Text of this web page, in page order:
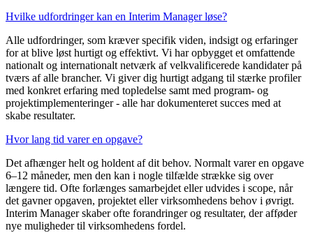
Hvilke udfordringer kan en Interim Manager løse?
Alle udfordringer, som kræver specifik viden, indsigt og erfaringer
for at blive løst hurtigt og effektivt. Vi har opbygget et omfattende
nationalt og internationalt netværk af velkvalificerede kandidater på
tværs af alle brancher. Vi giver dig hurtigt adgang til stærke profiler
med konkret erfaring med topledelse samt med program- og
projektimplementeringer - alle har dokumenteret succes med at
skabe resultater.
Hvor lang tid varer en opgave?
Det afhænger helt og holdent af dit behov. Normalt varer en opgave
6–12 måneder, men den kan i nogle tilfælde strække sig over
længere tid. Ofte forlænges samarbejdet eller udvides i scope, når
det gavner opgaven, projektet eller virksomhedens behov i øvrigt.
Interim Manager skaber ofte forandringer og resultater, der afføder
nye muligheder til virksomhedens fordel.